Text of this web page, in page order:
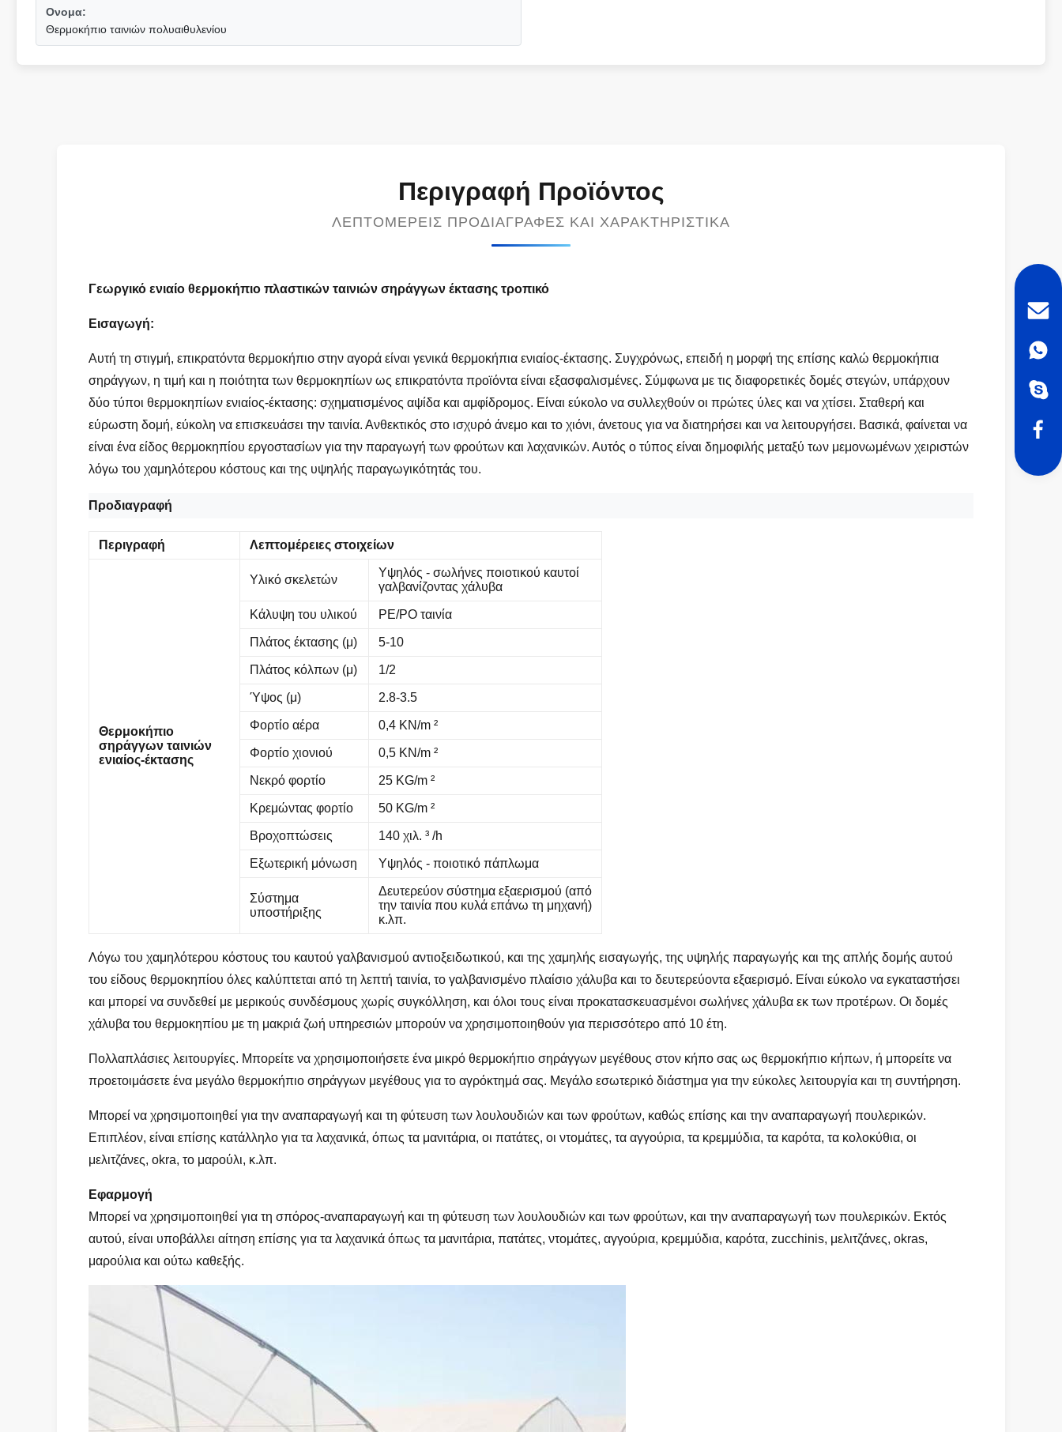
Ονομα:
Θερμοκήπιο ταινιών πολυαιθυλενίου
Περιγραφή Προϊόντος
ΛΕΠΤΟΜΕΡΕΊΣ ΠΡΟΔΙΑΓΡΑΦΈΣ ΚΑΙ ΧΑΡΑΚΤΗΡΙΣΤΙΚΆ
Γεωργικό ενιαίο θερμοκήπιο πλαστικών ταινιών σηράγγων έκτασης τροπικό
Εισαγωγή:
Αυτή τη στιγμή, επικρατόντα θερμοκήπιο στην αγορά είναι γενικά θερμοκήπια ενιαίος-έκτασης. Συγχρόνως, επειδή η μορφή της επίσης καλώ θερμοκήπια
σηράγγων, η τιμή και η ποιότητα των θερμοκηπίων ως επικρατόντα προϊόντα είναι εξασφαλισμένες. Σύμφωνα με τις διαφορετικές δομές στεγών, υπάρχουν
δύο τύποι θερμοκηπίων ενιαίος-έκτασης: σχηματισμένος αψίδα και αμφίδρομος. Είναι εύκολο να συλλεχθούν οι πρώτες ύλες και να χτίσει. Σταθερή και
εύρωστη δομή, εύκολη να επισκευάσει την ταινία. Ανθεκτικός στο ισχυρό άνεμο και το χιόνι, άνετους για να διατηρήσει και να λειτουργήσει. Βασικά, φαίνεται να
είναι ένα είδος θερμοκηπίου εργοστασίων για την παραγωγή των φρούτων και λαχανικών. Αυτός ο τύπος είναι δημοφιλής μεταξύ των μεμονωμένων χειριστών
λόγω του χαμηλότερου κόστους και της υψηλής παραγωγικότητάς του.
Προδιαγραφή
Περιγραφή Λεπτομέρειες στοιχείων
Θερμοκήπιο
σηράγγων ταινιών
ενιαίος-έκτασης
Υλικό σκελετών
Υψηλός - σωλήνες ποιοτικού καυτοί
γαλβανίζοντας χάλυβα
Κάλυψη του υλικού PE/PO ταινία
Πλάτος έκτασης (μ) 5-10
Πλάτος κόλπων (μ) 1/2
Ύψος (μ) 2.8-3.5
Φορτίο αέρα 0,4 KN/m ²
Φορτίο χιονιού 0,5 KN/m ²
Νεκρό φορτίο 25 KG/m ²
Κρεμώντας φορτίο 50 KG/m ²
Βροχοπτώσεις 140 χιλ. ³ /h
Εξωτερική μόνωση Υψηλός - ποιοτικό πάπλωμα
Σύστημα
υποστήριξης
Δευτερεύον σύστημα εξαερισμού (από
την ταινία που κυλά επάνω τη μηχανή)
κ.λπ.
Λόγω του χαμηλότερου κόστους του καυτού γαλβανισμού αντιοξειδωτικού, και της χαμηλής εισαγωγής, της υψηλής παραγωγής και της απλής δομής αυτού
του είδους θερμοκηπίου όλες καλύπτεται από τη λεπτή ταινία, το γαλβανισμένο πλαίσιο χάλυβα και το δευτερεύοντα εξαερισμό. Είναι εύκολο να εγκαταστήσει
και μπορεί να συνδεθεί με μερικούς συνδέσμους χωρίς συγκόλληση, και όλοι τους είναι προκατασκευασμένοι σωλήνες χάλυβα εκ των προτέρων. Οι δομές
χάλυβα του θερμοκηπίου με τη μακριά ζωή υπηρεσιών μπορούν να χρησιμοποιηθούν για περισσότερο από 10 έτη.
Πολλαπλάσιες λειτουργίες. Μπορείτε να χρησιμοποιήσετε ένα μικρό θερμοκήπιο σηράγγων μεγέθους στον κήπο σας ως θερμοκήπιο κήπων, ή μπορείτε να
προετοιμάσετε ένα μεγάλο θερμοκήπιο σηράγγων μεγέθους για το αγρόκτημά σας. Μεγάλο εσωτερικό διάστημα για την εύκολες λειτουργία και τη συντήρηση.
Μπορεί να χρησιμοποιηθεί για την αναπαραγωγή και τη φύτευση των λουλουδιών και των φρούτων, καθώς επίσης και την αναπαραγωγή πουλερικών.
Επιπλέον, είναι επίσης κατάλληλο για τα λαχανικά, όπως τα μανιτάρια, οι πατάτες, οι ντομάτες, τα αγγούρια, τα κρεμμύδια, τα καρότα, τα κολοκύθια, οι
μελιτζάνες, okra, το μαρούλι, κ.λπ.
Εφαρμογή
Μπορεί να χρησιμοποιηθεί για τη σπόρος-αναπαραγωγή και τη φύτευση των λουλουδιών και των φρούτων, και την αναπαραγωγή των πουλερικών. Εκτός
αυτού, είναι υποβάλλει αίτηση επίσης για τα λαχανικά όπως τα μανιτάρια, πατάτες, ντομάτες, αγγούρια, κρεμμύδια, καρότα, zucchinis, μελιτζάνες, okras,
μαρούλια και ούτω καθεξής.